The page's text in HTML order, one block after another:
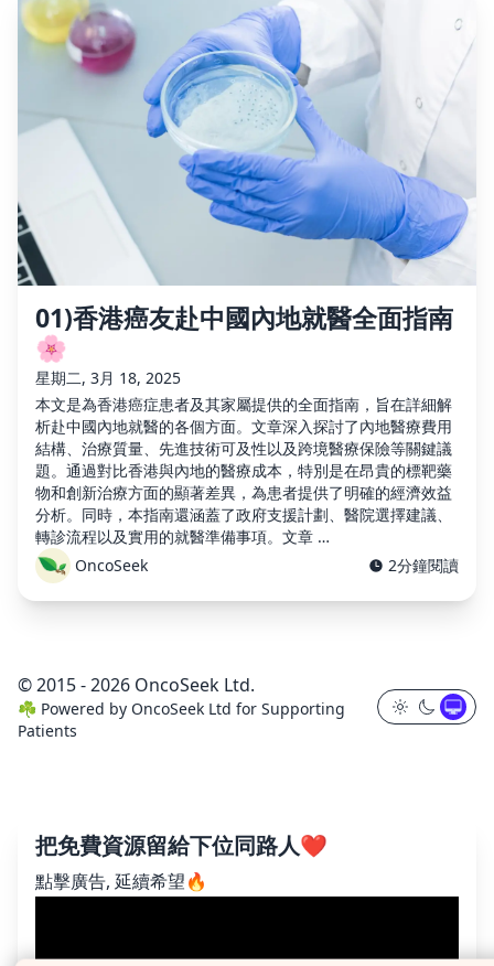
01)香港癌友赴中國內地就醫全面指南
🌸
星期二, 3月 18, 2025
本文是為香港癌症患者及其家屬提供的全面指南，旨在詳細解
析赴中國內地就醫的各個方面。文章深入探討了內地醫療費用
結構、治療質量、先進技術可及性以及跨境醫療保險等關鍵議
題。通過對比香港與內地的醫療成本，特別是在昂貴的標靶藥
物和創新治療方面的顯著差異，為患者提供了明確的經濟效益
分析。同時，本指南還涵蓋了政府支援計劃、醫院選擇建議、
轉診流程以及實用的就醫準備事項。文章 …
OncoSeek
2分鐘閱讀
© 2015 - 2026 OncoSeek Ltd.
☘️ Powered by OncoSeek Ltd for Supporting
Patients
把免費資源留給下位同路人❤️
點擊廣告, 延續希望🔥